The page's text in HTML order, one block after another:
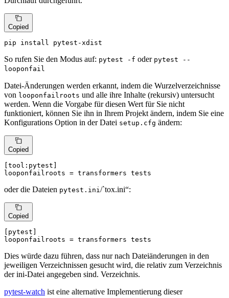
Copied
pip install pytest-xdist
So rufen Sie den Modus auf: pytest -f oder pytest --
looponfail
Datei-Änderungen werden erkannt, indem die Wurzelverzeichnisse
von looponfailroots und alle ihre Inhalte (rekursiv) untersucht
werden. Wenn die Vorgabe für diesen Wert für Sie nicht
funktioniert, können Sie ihn in Ihrem Projekt ändern, indem Sie eine
Konfigurations Option in der Datei setup.cfg ändern:
Copied
[tool:pytest]
looponfailroots = transformers tests
oder die Dateien pytest.ini /`tox.ini“:
Copied
[pytest]
looponfailroots = transformers tests
Dies würde dazu führen, dass nur nach Dateiänderungen in den
jeweiligen Verzeichnissen gesucht wird, die relativ zum Verzeichnis
der ini-Datei angegeben sind. Verzeichnis.
pytest-watch ist eine alternative Implementierung dieser